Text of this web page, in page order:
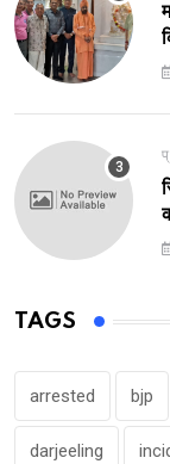
TAGS
arrested bjp
darjeeling